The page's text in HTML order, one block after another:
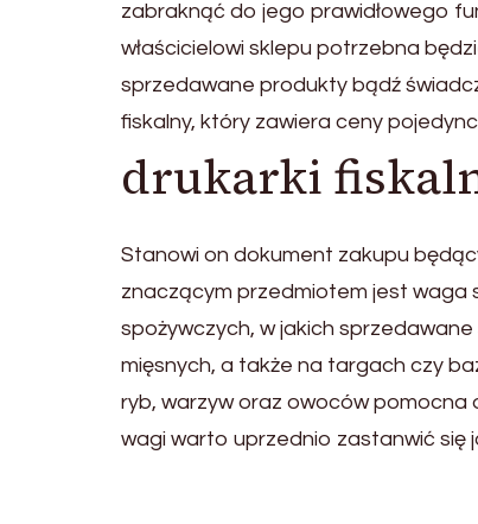
zabraknąć do jego prawidłowego
właścicielowi sklepu potrzebna
sprzedawane produkty bądź
fiskalny, który zawiera ceny
drukarki
Stanowi on dokument zakupu
znaczącym przedmiotem jest waga
spożywczych, w jakich
mięsnych, a także na targach czy
ryb, warzyw oraz owoców pomocna
wagi warto uprzednio zastanwić się